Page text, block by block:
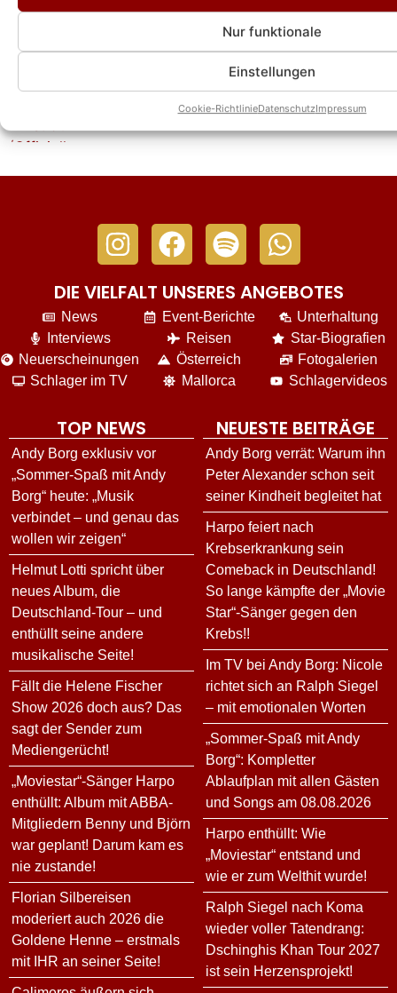
Nur funktionale
Einstellungen
Cookie-RichtlinieDatenschutzImpressum
Das könnte Euch auch interessieren:
Caro Winter & Justin Flieger – Willst du
(Offizielles Musikvideo)
DIE VIELFALT UNSERES ANGEBOTES
News
Interviews
Neuerscheinungen
Schlager im TV
Event-Berichte
Reisen
Österreich
Mallorca
Unterhaltung
Star-Biografien
Fotogalerien
Schlagervideos
TOP NEWS
Andy Borg exklusiv vor
„Sommer-Spaß mit Andy
Borg“ heute: „Musik
verbindet – und genau das
wollen wir zeigen“
Helmut Lotti spricht über
neues Album, die
Deutschland-Tour – und
enthüllt seine andere
musikalische Seite!
Fällt die Helene Fischer
Show 2026 doch aus? Das
sagt der Sender zum
Mediengerücht!
„Moviestar“-Sänger Harpo
enthüllt: Album mit ABBA-
Mitgliedern Benny und Björn
war geplant! Darum kam es
nie zustande!
Florian Silbereisen
moderiert auch 2026 die
Goldene Henne – erstmals
mit IHR an seiner Seite!
NEUESTE BEITRÄGE
Andy Borg verrät: Warum ihn
Peter Alexander schon seit
seiner Kindheit begleitet hat
Harpo feiert nach
Krebserkrankung sein
Comeback in Deutschland!
So lange kämpfte der „Movie
Star“-Sänger gegen den
Krebs!!
Im TV bei Andy Borg: Nicole
richtet sich an Ralph Siegel
– mit emotionalen Worten
„Sommer-Spaß mit Andy
Borg“: Kompletter
Ablaufplan mit allen Gästen
und Songs am 08.08.2026
Harpo enthüllt: Wie
„Moviestar“ entstand und
wie er zum Welthit wurde!
Ralph Siegel nach Koma
wieder voller Tatendrang:
Dschinghis Khan Tour 2027
ist sein Herzensprojekt!